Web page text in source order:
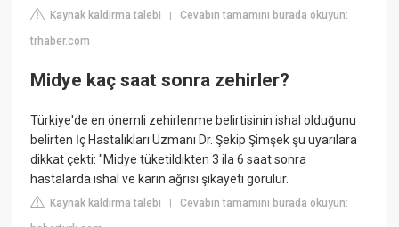
Kaynak kaldırma talebi |Cevabın tamamını burada okuyun:
trhaber.com
Midye kaç saat sonra zehirler?
Türkiye'de en önemli zehirlenme belirtisinin ishal olduğunu
belirten İç Hastalıkları Uzmanı Dr. Şekip Şimşek şu uyarılara
dikkat çekti: "Midye tüketildikten 3 ila 6 saat sonra
hastalarda ishal ve karın ağrısı şikayeti görülür.
Kaynak kaldırma talebi |Cevabın tamamını burada okuyun: